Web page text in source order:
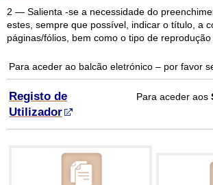
2 — Salienta -se a necessidade do
estes, sempre que possível, indicar o título, a
páginas/fólios, bem como o tipo de
Para aceder ao balcão eletrónico – por favor
Registo de
Utilizador
Para aceder aos